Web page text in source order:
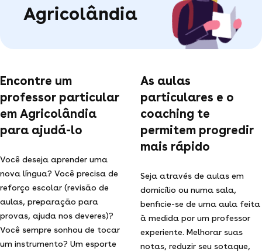
Agricolândia
Encontre um
professor particular
em Agricolândia
para ajudá-lo
Você deseja aprender uma
nova língua? Você precisa de
reforço escolar (revisão de
aulas, preparação para
provas, ajuda nos deveres)?
Você sempre sonhou de tocar
um instrumento? Um esporte
As aulas
particulares e o
coaching te
permitem progredir
mais rápido
Seja através de aulas em
domicílio ou numa sala,
benficie-se de uma aula feita
à medida por um professor
experiente. Melhorar suas
notas, reduzir seu sotaque,